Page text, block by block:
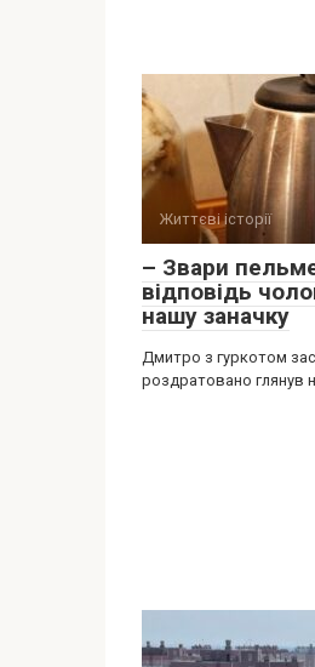
Життєві історії
– Звари
відповідь
нашу заначку
Дмитро з гуркотом
роздратовано глянув